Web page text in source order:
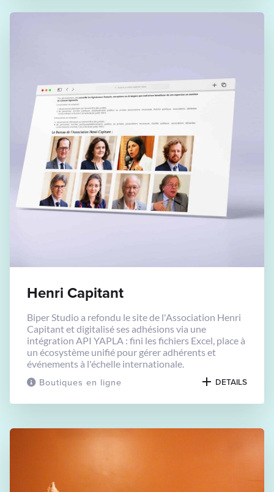
Boutiques en ligne
Henri Capitant
Biper Studio a refondu le site de l'Association Henri
Capitant et digitalisé ses adhésions via une
intégration API YAPLA : fini les fichiers Excel, place à
un écosystème unifié pour gérer adhérents et
événements à l'échelle internationale.
DETAILS